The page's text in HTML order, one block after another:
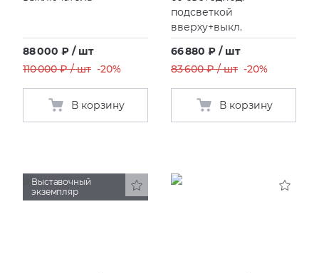
88 000 ₽ / шт
110 000 ₽ / шт -20%
В корзину
подсветкой
вверху+выкл.
66 880 ₽ / шт
83 600 ₽ / шт -20%
В корзину
Выставочный
экземпляр